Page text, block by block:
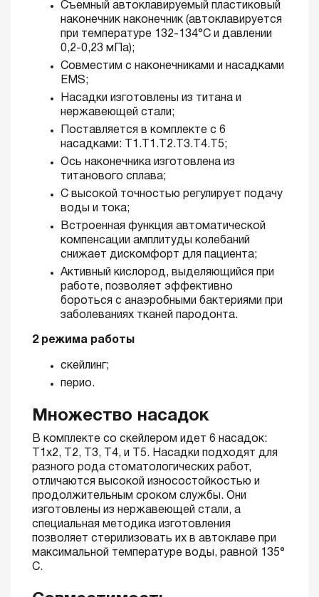
Съемный автоклавируемый пластиковый
наконечник наконечник (автоклавируется
при температуре 132-134°С и давлении
0,2-0,23 мПа);
Совместим с наконечниками и насадками
EMS;
Насадки изготовлены из титана и
нержавеющей стали;
Поставляется в комплекте с 6
насадками: Т1.Т1.Т2.Т3.Т4.Т5;
Ось наконечника изготовлена из
титанового сплава;
C высокой точностью регулирует подачу
воды и тока;
Встроенная функция автоматической
компенсации амплитуды колебаний
снижает дискомфорт для пациента;
Активный кислород, выделяющийся при
работе, позволяет эффективно
бороться с анаэробными бактериями при
заболеваниях тканей пародонта.
2 режима работы
скейлинг;
перио.
Множество насадок
В комплекте со скейлером идет 6 насадок:
Т1х2, Т2, Т3, Т4, и Т5. Насадки подходят для
разного рода стоматологических работ,
отличаются высокой износостойкостью и
продолжительным сроком службы. Они
изготовлены из нержавеющей стали, а
специальная методика изготовления
позволяет стерилизовать их в автоклаве при
максимальной температуре воды, равной 135°
С.